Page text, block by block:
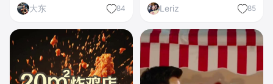
大东
84 Leriz 85